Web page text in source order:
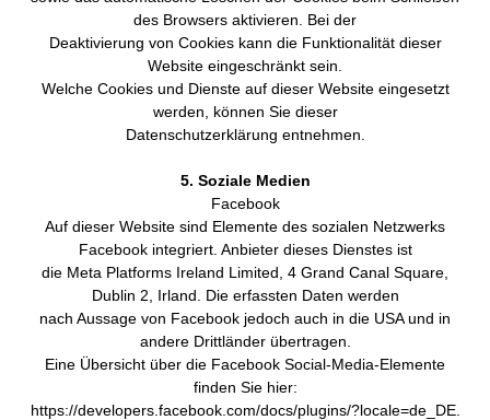
des Browsers aktivieren. Bei der
Deaktivierung von Cookies kann die Funktionalität dieser
Website eingeschränkt sein.
Welche Cookies und Dienste auf dieser Website eingesetzt
werden, können Sie dieser
Datenschutzerklärung entnehmen.
5. Soziale Medien
Facebook
Auf dieser Website sind Elemente des sozialen Netzwerks
Facebook integriert. Anbieter dieses Dienstes ist
die Meta Platforms Ireland Limited, 4 Grand Canal Square,
Dublin 2, Irland. Die erfassten Daten werden
nach Aussage von Facebook jedoch auch in die USA und in
andere Drittländer übertragen.
Eine Übersicht über die Facebook Social-Media-Elemente
finden Sie hier:
https://developers.facebook.com/docs/plugins/?locale=de_DE.